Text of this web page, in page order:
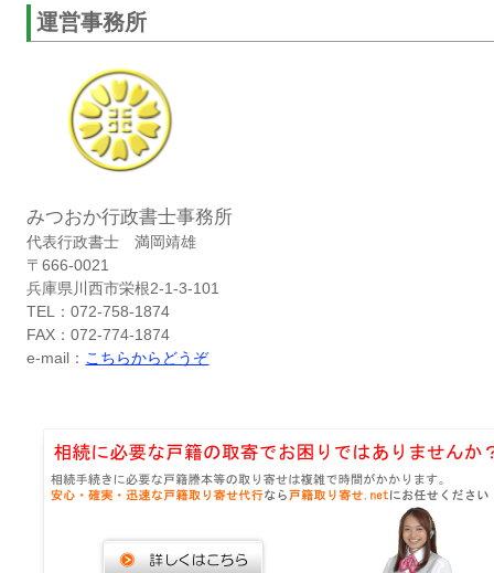
運営事務所
みつおか行政書士事務所
代表行政書士 満岡靖雄
〒666-0021
兵庫県川西市栄根2-1-3-101
TEL：072-758-1874
FAX：072-774-1874
e-mail： こちらからどうぞ